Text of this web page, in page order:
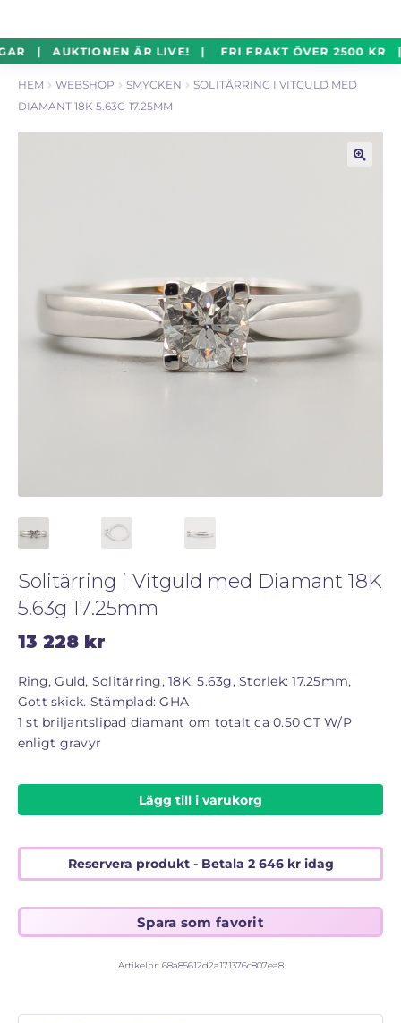
Hoppa
till
navigering
Hoppa
till
innehåll
AUKTIONEN ÄR LIVE! | FRI FRAKT ÖVER
Silverföremål
Mynt
Vill du sälja? – Till Pantbanken
ALLMÄNNA VILLKOR
HEM WEBSHOP SMYCKEN
SOLITÄRRING I VITGULD MED
DIAMANT 18K 5.63G 17.25MM
Solitärring i Vitguld med Diamant 18K
5.63g 17.25mm
13 228 kr
Ring, Guld, Solitärring, 18K, 5.63g, Storlek: 17.25mm,
Gott skick. Stämplad: GHA
1 st briljantslipad diamant om totalt ca 0.50 CT W/P
enligt gravyr
Lägg till i varukorg
Reservera produkt - Betala 2 646 kridag
Artikelnr: 68a85612d2a171376c807ea8